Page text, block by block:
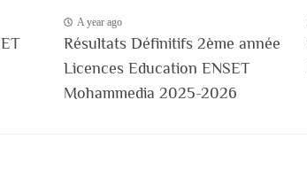
A year ago
Résultats Définitifs 2ème année
Licences Education ENSET
Mohammedia 2025-2026